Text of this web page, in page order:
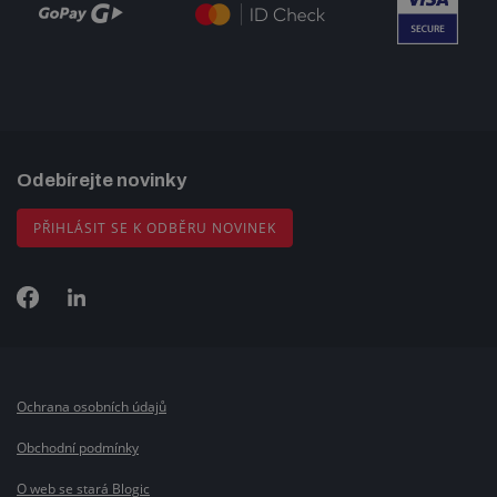
Odebírejte novinky
PŘIHLÁSIT SE K ODBĚRU NOVINEK
Ochrana osobních údajů
Obchodní podmínky
O web se stará Blogic